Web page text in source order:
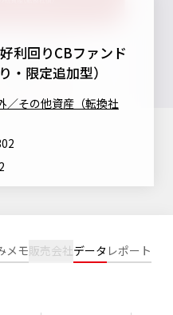
無について
い。
利回りCBファンド
・限定追加型）
／その他資産（転換社
メモ販売会社データ レポート